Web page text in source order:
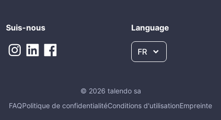
Suis-nous Language
FR
© 2026 talendo sa
FAQPolitique de confidentialitéConditions d'utilisationEmpreinte